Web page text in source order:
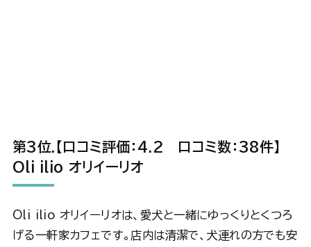
第3位 .【口コミ評価：4.2 口コミ数：38件】
Oli ilio オリイーリオ
Oli ilio オリイーリオは、愛犬と一緒にゆっくりとくつろ
げる一軒家カフェです。店内は清潔で、犬連れの方でも安